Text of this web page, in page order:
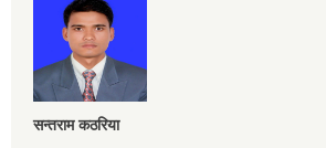
सन्तराम कठरिया